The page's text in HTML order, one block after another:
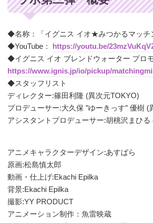
◆名称：「イグニス イオ★みつかるマッチ
◆YouTube： https://youtu.be/
◆イグニス イオ ブレンドウォーター プロ
https://www.ignis.jp/io/pickup/
◆スタッフリスト
ディレクター:篠田利隆 (異次元TOKYO)
プロデューサー:大久保 ”ゆーきっす” 優樹 (
アシスタントプロデューサー:胡桃沢まひ
アニメキャラクターデザイン:あすぱら
原画:松島慎太郎
動画・仕上げ:Ekachi Epilka
背景:Ekachi Epilka
撮影:YY PRODUCT
アニメーション制作：魚雷映蔵